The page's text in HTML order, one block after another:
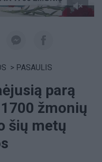
> PASAULIS
parą
žmonių
šių metų